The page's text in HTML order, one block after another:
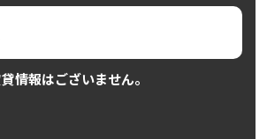
情報はございません。